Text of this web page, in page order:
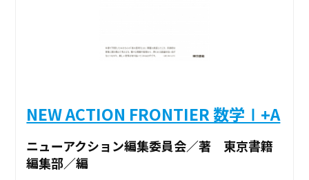
NEW ACTION FRONTIER 数学Ⅰ+A
ニューアクション編集委員会／著 東京書籍
編集部／編